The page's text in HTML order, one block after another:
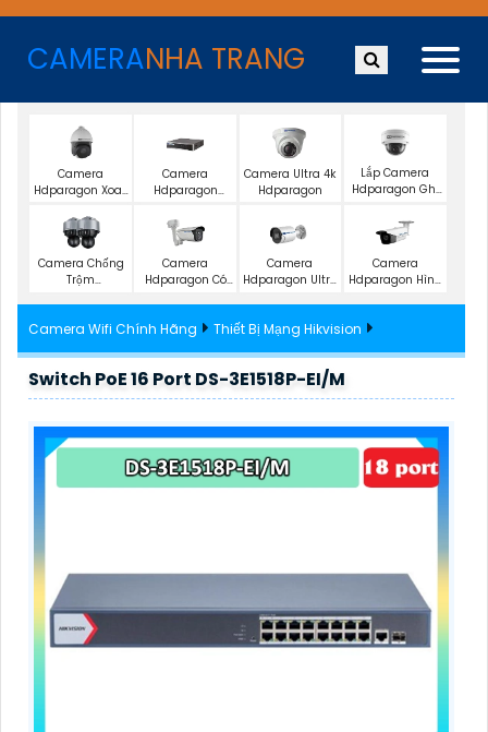
CAMERANHA TRANG
Camera
Hdparagon Xoay
Camera
Hdparagon
Camera Ultra 4k
Hdparagon
Lắp Camera
Hdparagon Ghi
Camera Chống
Trộm
Camera
Hdparagon Có
Camera
Hdparagon Ultra
Camera
Hdparagon Hình
Camera Wifi Chính Hãng Thiết Bị Mạng Hikvision
Switch PoE 16 Port DS-3E1518P-EI/M